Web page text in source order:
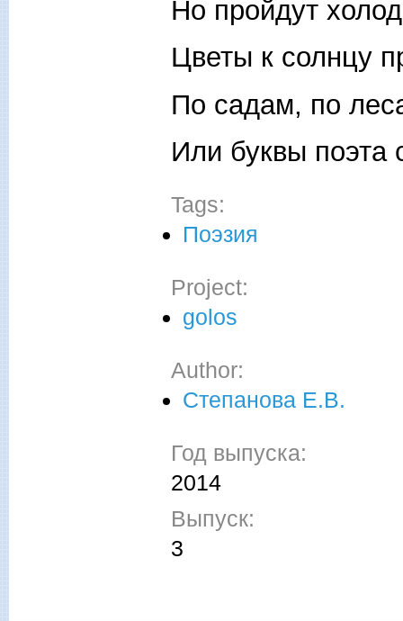
Но пройдут
Цветы к солнцу
По садам, по
Или буквы поэта
Tags:
Поэзия
Project:
golos
Author:
Степанова Е.В.
Год выпуска:
2014
Выпуск:
3